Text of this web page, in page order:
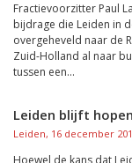
Fractievoorzitter Paul
bijdrage die Leiden in
overgeheveld naar de
Zuid-Holland al naar
tussen een...
Leiden blijft
Leiden, 16 december
Hoewel de kans dat